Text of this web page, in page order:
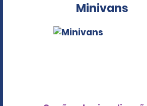
Minivans